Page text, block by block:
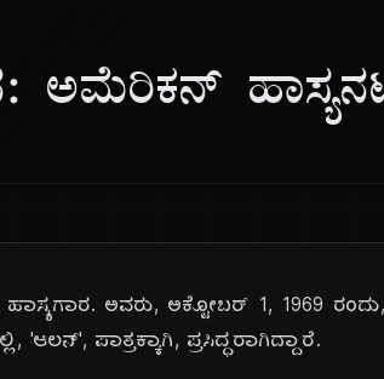
ಅಮೆರಿಕನ್
ಅವರು, ಅಕ್ಟೋಬರ್ 1, 1969
ಪಾತ್ರಕ್ಕಾಗಿ, ಪ್ರಸಿದ್ಧರಾಗಿದ್ದಾರೆ.